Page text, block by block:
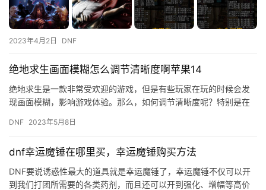
2023年4月2日 DNF
绝地求生画面模糊怎么调节清晰度啊苹果14
绝地求生是一款非常受欢迎的游戏，但是有些玩家在玩的时候会发
现画面模糊，影响游戏体验。那么，如何调节清晰度呢？特别是在
幕…
DNF 2023年5月8日
dnf幸运魔锤在哪里买，幸运魔锤购买方法
DNF要说诱惑性最大的道具就是幸运魔锤了，幸运魔锤不仅可以开
到我们打团所需要的各类药剂，而且还可以开到强化、增幅等高价